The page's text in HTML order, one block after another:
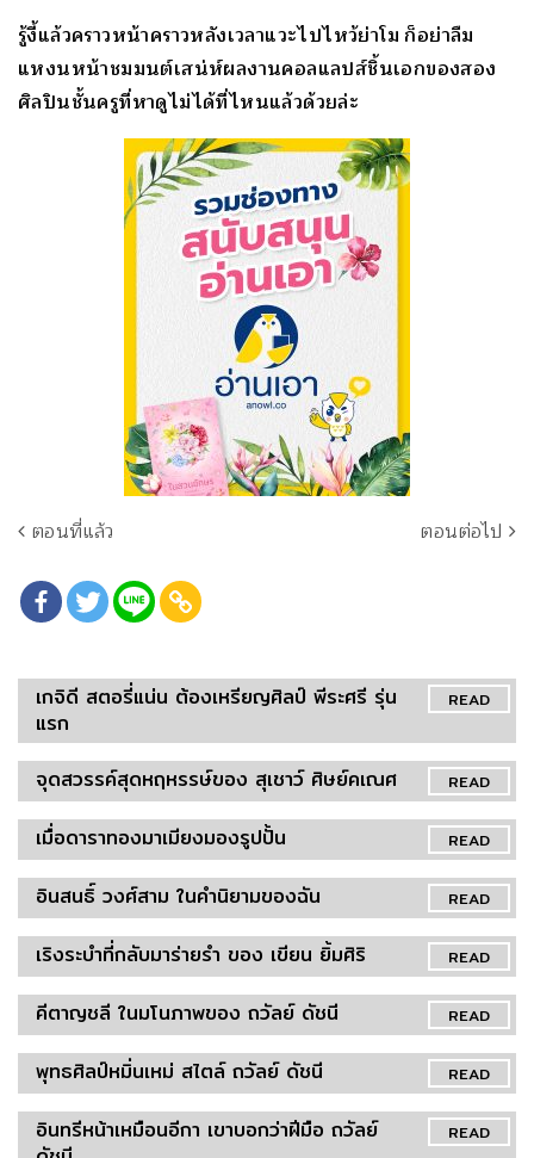
รู้งี้แล้วคราวหน้าคราวหลังเวลาแวะไปไหว้ย่าโม ก็อย่าลืม
แหงนหน้าชมมนต์เสน่ห์ผลงานคอลแลปส์ชิ้นเอกของสอง
ศิลปินชั้นครูที่หาดูไม่ได้ที่ไหนแล้วด้วยล่ะ
ตอนที่แล้ว ตอนต่อไป
READ
เกจิดี สตอรี่แน่น ต้องเหรียญศิลป์ พีระศรี รุ่น
แรก
READ
จุดสวรรค์สุดหฤหรรษ์ของ สุเชาว์ ศิษย์คเณศ
READ
เมื่อดาราทองมาเมียงมองรูปปั้น
READ
อินสนธิ์ วงศ์สาม ในคำนิยามของฉัน
READ
เริงระบำที่กลับมาร่ายรำ ของ เขียน ยิ้มศิริ
READ
คีตาญชลี ในมโนภาพของ ถวัลย์ ดัชนี
READ
พุทธศิลป์หมิ่นเหม่ สไตล์ ถวัลย์ ดัชนี
READ
อินทรีหน้าเหมือนอีกา เขาบอกว่าฝีมือ ถวัลย์